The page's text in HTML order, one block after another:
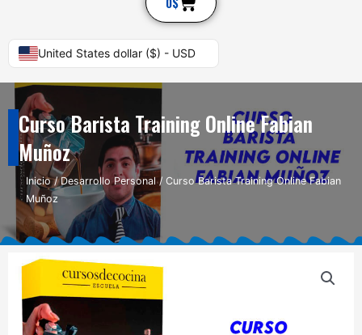
United States dollar ($) - USD
Curso Barista Training Online Fabian
Muñoz
Inicio/Desarrollo Personal/ Curso Barista Training Online Fabian
Muñoz